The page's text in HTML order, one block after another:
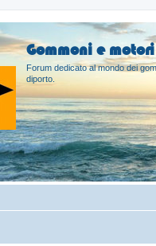
Gommoni e motori
Forum dedicato al mondo dei
diporto.